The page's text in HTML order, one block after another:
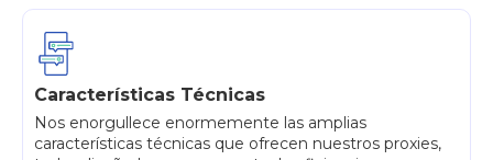
Características Técnicas
Nos enorgullece enormemente las amplias
características técnicas que ofrecen nuestros proxies,